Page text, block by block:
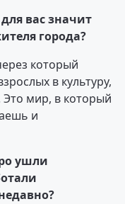
вас значит
города?
который
в культуру,
Это мир, в который
и
ушли